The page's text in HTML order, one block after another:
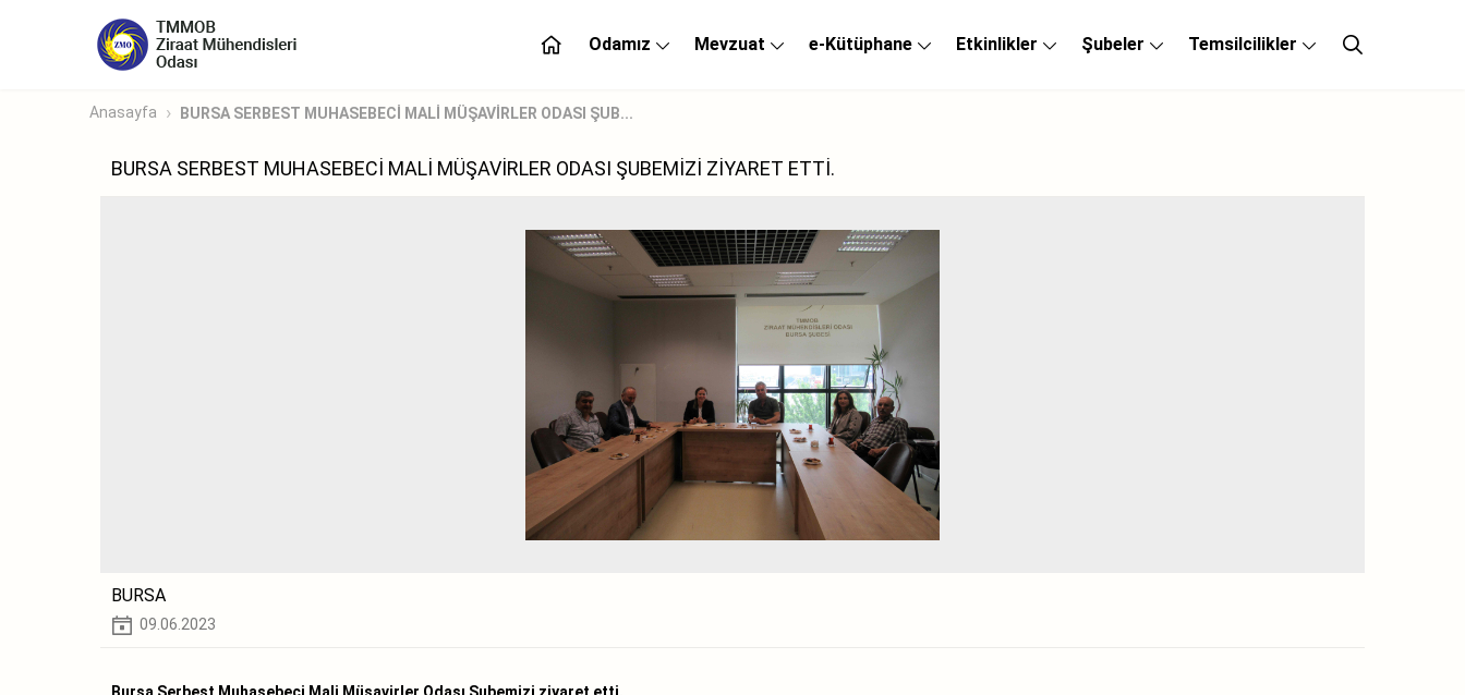
Odamız Mevzuat e-Kütüphane Etkinlikler Şubeler Temsilcilikler
Anasayfa BURSA SERBEST MUHASEBECİ MALİ MÜŞAVİRLER ODASI ŞUB...
BURSA SERBEST MUHASEBECİ MALİ MÜŞAVİRLER ODASI ŞUBEMİZİ ZİYARET ETTİ.
BURSA
09.06.2023
Bursa Serbest Muhasebeci Mali Müşavirler Odası Şubemizi ziyaret etti.